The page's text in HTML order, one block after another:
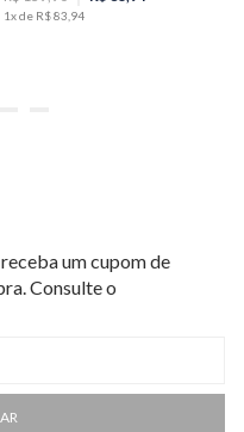
1x de R$83 94
um cupom de
Consulte o